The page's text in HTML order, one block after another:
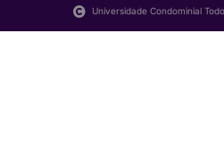
Universidade Condominial